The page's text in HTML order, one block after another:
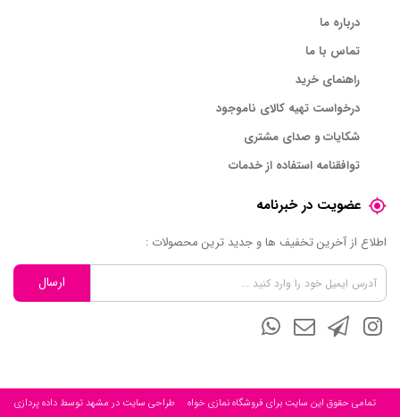
درباره ما
تماس با ما
راهنمای خرید
درخواست تهیه کالای ناموجود
شکایات و صدای مشتری
توافقنامه استفاده از خدمات
عضویت در خبرنامه
اطلاع از آخرین تخفیف ها و جدید ترین محصولات :
ارسال
تمامی حقوق این سایت برای فروشگاه نمازی خواه
طراحی سایت در مشهدتوسط داده پردازی